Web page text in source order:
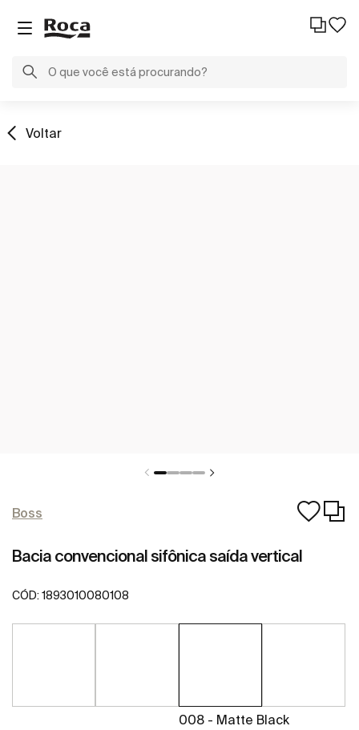
Voltar
Boss
Bacia convencional sifônica saída vertical
CÓD: 1893010080108
008 - Matte Black